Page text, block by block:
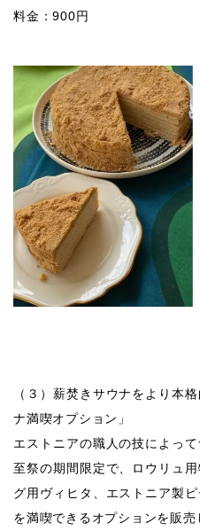
料金：900円
（３）薪焚きサウナをより本
ナ満喫オプション」
エストニアの職人の技によっ
至祭の期間限定で、ロウリュ
グ用ヴィヒタ、エストニア製
を満喫できるオプションを販売